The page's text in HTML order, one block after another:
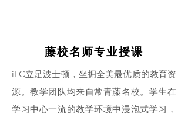
藤校名师专业授课
iLC立足波士顿，坐拥全美最优质的教育资
源。教学团队均来自常青藤名校。学生在
学习中心一流的教学环境中浸泡式学习，